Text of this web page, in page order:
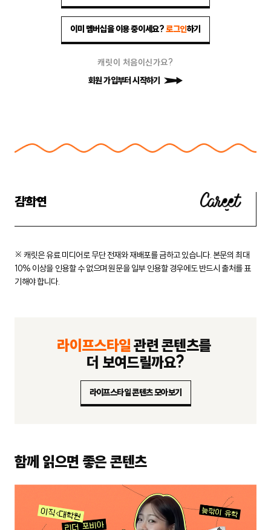
이미 멤버십을 이용 중이세요?로그인하기
캐릿이 처음이신가요?
회원 가입부터 시작하기
김희연
※ 캐릿은 유료 미디어로 무단 전재와 재배포를 금하고 있습니다.
10% 이상을 인용할 수 없으며 원문을 일부 인용할 경우에도반드시 출처를 표
기해야 합니다.
라이프스타일 관련 콘텐츠를
더 보여드릴까요?
라이프스타일 콘텐츠 모아보기
함께 읽으면 좋은 콘텐츠